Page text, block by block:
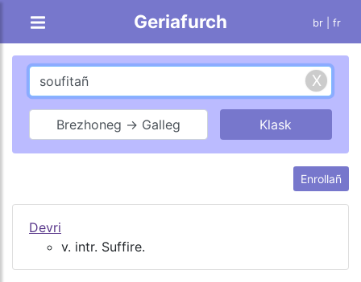
Geriafurch br | fr
Brezhoneg → Galleg
Enrollañ
Devri
v. intr. Suffire.